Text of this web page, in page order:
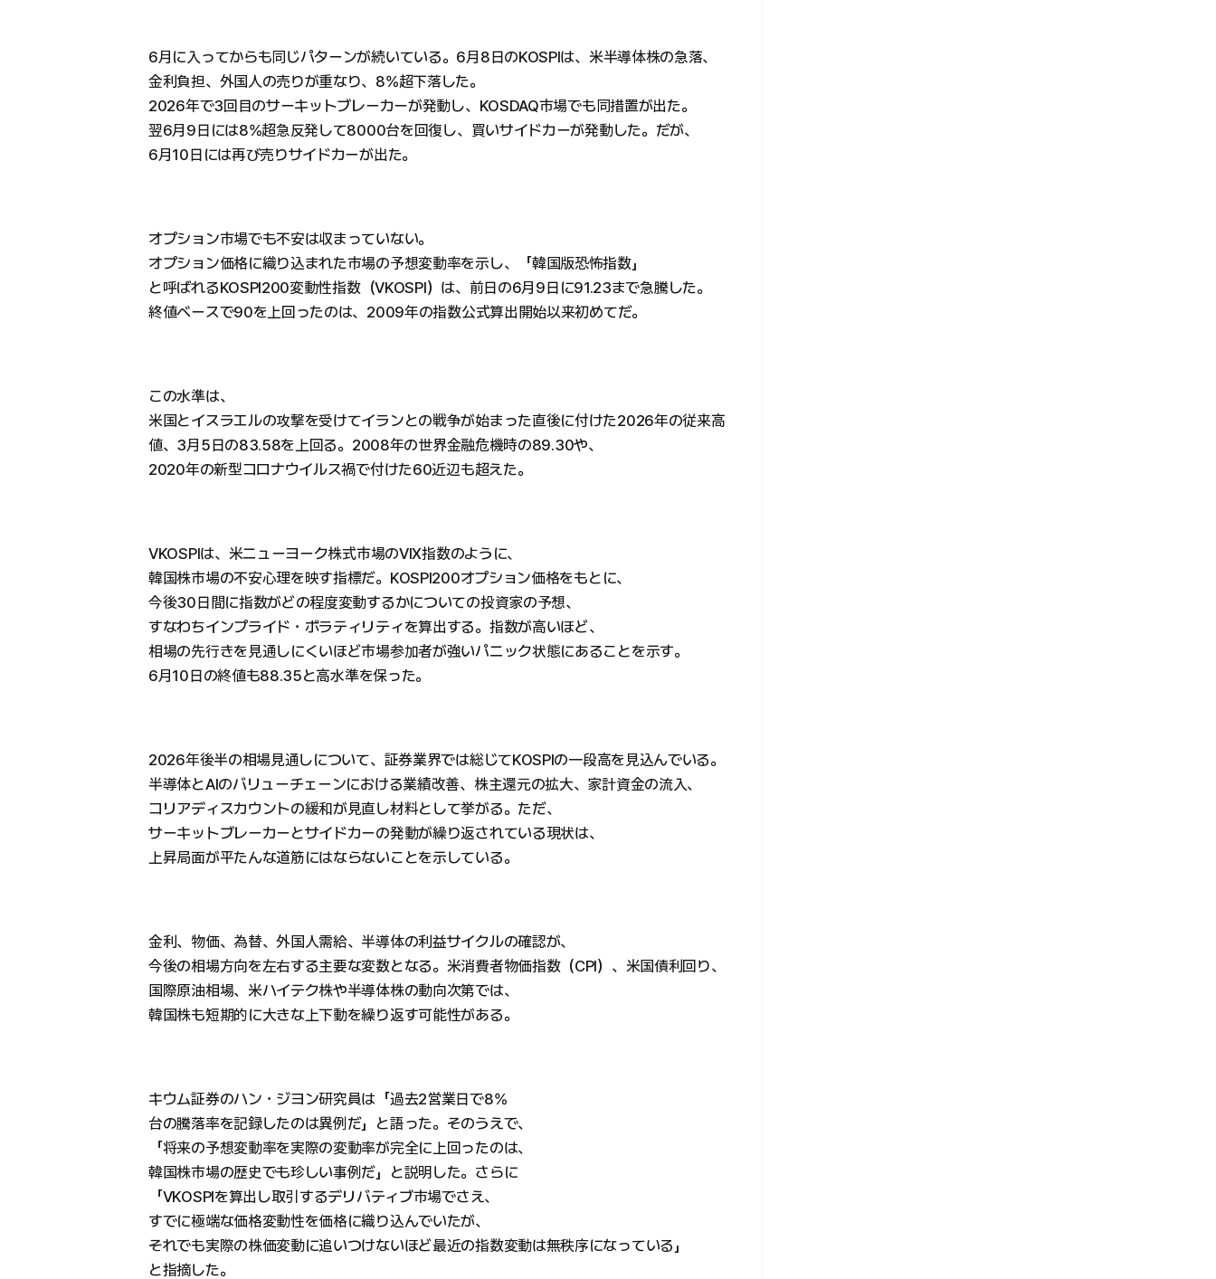
6月に入ってからも同じパターンが続いている。6月8日のKOSPIは、米半導体株の急落、
金利負担、外国人の売りが重なり、8%超下落した。
2026年で3回目のサーキットブレーカーが発動し、KOSDAQ市場でも同措置が出た。
翌6月9日には8%超急反発して8000台を回復し、買いサイドカーが発動した。だが、
6月10日には再び売りサイドカーが出た。
オプション市場でも不安は収まっていない。
オプション価格に織り込まれた市場の予想変動率を示し、「韓国版恐怖指数」
と呼ばれるKOSPI200変動性指数（VKOSPI）は、前日の6月9日に91.23まで急騰した。
終値ベースで90を上回ったのは、2009年の指数公式算出開始以来初めてだ。
この水準は、
米国とイスラエルの攻撃を受けてイランとの戦争が始まった直後に付けた2026年の従来高
値、3月5日の83.58を上回る。2008年の世界金融危機時の89.30や、
2020年の新型コロナウイルス禍で付けた60近辺も超えた。
VKOSPIは、米ニューヨーク株式市場のVIX指数のように、
韓国株市場の不安心理を映す指標だ。KOSPI200オプション価格をもとに、
今後30日間に指数がどの程度変動するかについての投資家の予想、
すなわちインプライド・ボラティリティを算出する。指数が高いほど、
相場の先行きを見通しにくいほど市場参加者が強いパニック状態にあることを示す。
6月10日の終値も88.35と高水準を保った。
2026年後半の相場見通しについて、証券業界では総じてKOSPIの一段高を見込んでいる。
半導体とAIのバリューチェーンにおける業績改善、株主還元の拡大、家計資金の流入、
コリアディスカウントの緩和が見直し材料として挙がる。ただ、
サーキットブレーカーとサイドカーの発動が繰り返されている現状は、
上昇局面が平たんな道筋にはならないことを示している。
金利、物価、為替、外国人需給、半導体の利益サイクルの確認が、
今後の相場方向を左右する主要な変数となる。米消費者物価指数（CPI）、米国債利回り、
国際原油相場、米ハイテク株や半導体株の動向次第では、
韓国株も短期的に大きな上下動を繰り返す可能性がある。
キウム証券のハン・ジヨン研究員は「過去2営業日で8%
台の騰落率を記録したのは異例だ」と語った。そのうえで、
「将来の予想変動率を実際の変動率が完全に上回ったのは、
韓国株市場の歴史でも珍しい事例だ」と説明した。さらに
「VKOSPIを算出し取引するデリバティブ市場でさえ、
すでに極端な価格変動性を価格に織り込んでいたが、
それでも実際の株価変動に追いつけないほど最近の指数変動は無秩序になっている」
と指摘した。